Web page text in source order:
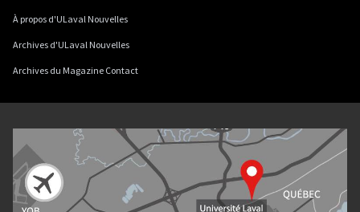
À propos d'ULaval Nouvelles
Archives d'ULaval Nouvelles
Archives du Magazine Contact